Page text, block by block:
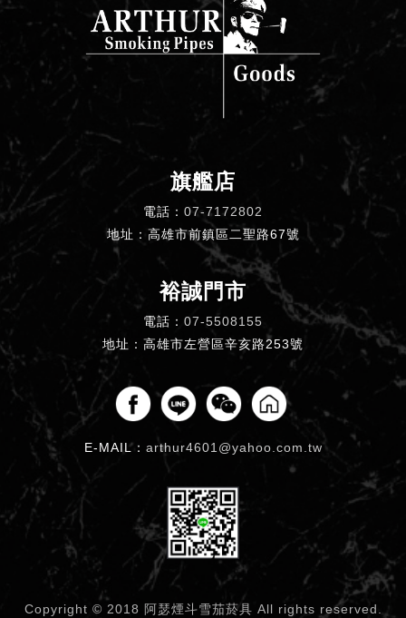
旗艦店
電話： 07-7172802
地址：高雄市前鎮區二聖路67號
裕誠門市
電話： 07-5508155
地址：高雄市左營區辛亥路253號
E-MAIL： arthur4601@yahoo.com.tw
Copyright © 2018 阿瑟煙斗雪茄菸具 All rights reserved.